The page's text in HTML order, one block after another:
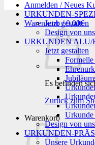
Anmelden / Neues
Warenkorb /0,00€
Es befinden
Zurück zum
Warenkorb
URKUNDEN-
Jetzt gestalten
Design von
URKUNDEN ALU/
Jetzt gestalten
Urkunde
Design von
URKUNDEN-
Unsere